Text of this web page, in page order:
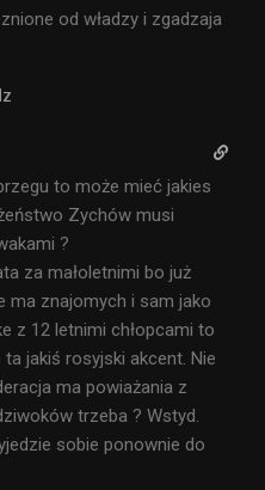
od władzy i zgadzaja
to może mieć jakies
Zychów musi
?
za małoletnimi bo już
ma znajomych i sam jako
z 12 letnimi chłopcami to
jakiś rosyjski akcent. Nie
ma powiażania z
trzeba ? Wstyd.
sobie ponownie do